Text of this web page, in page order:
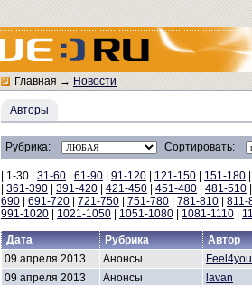
Главная→Новости
Авторы
Рубрика: Сортировать:
| 1-30 | 31-60 61-90 91-120 121-150 151-180
361-390 391-420 421-450 451-480 481-510
690
691-720 721-750 751-780 781-810
811-
991-1020
1021-1050 1051-1080 1081-1110
Дата Рубрика
Автор
09 апреля 2013
Анонсы
Feel4you
09 апреля 2013
Анонсы
lavan